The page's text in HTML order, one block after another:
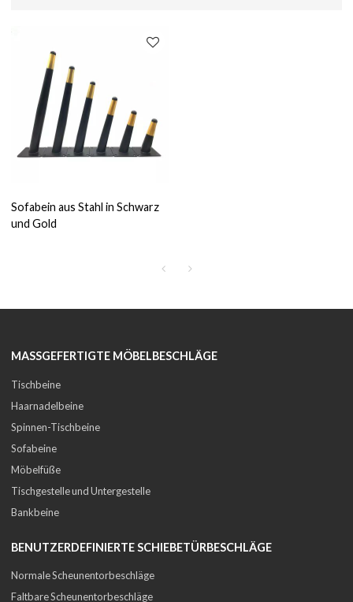
Sofabein aus Stahl in Schwarz
und Gold
MASSGEFERTIGTE MÖBELBESCHLÄGE
Tischbeine
Haarnadelbeine
Spinnen-Tischbeine
Sofabeine
Möbelfüße
Tischgestelle und Untergestelle
Bankbeine
BENUTZERDEFINIERTE SCHIEBETÜRBESCHLÄGE
Normale Scheunentorbeschläge
Faltbare Scheunentorbeschläge